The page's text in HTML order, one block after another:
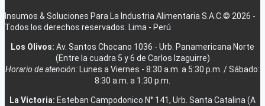
Insumos & Soluciones Para La Industria Alimentaria S.A.C.© 2026 -
Todos los derechos reservados. Lima - Perú
Los Olivos: Av. Santos Chocano 1036 - Urb. Panamericana Norte
(Entre la cuadra 5 y 6 de Carlos Izaguirre)
Horario de atención: Lunes a Viernes - 8:30 a.m. a 5:30 p.m. / Sábado:
8:30 a.m. a 1:30 p.m.
La Victoria: Esteban Campodonico N° 141, Urb. Santa Catalina (A